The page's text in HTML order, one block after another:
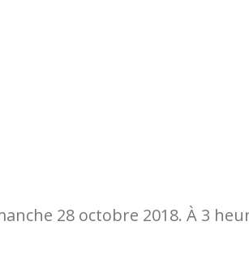
28 octobre 2018. À 3